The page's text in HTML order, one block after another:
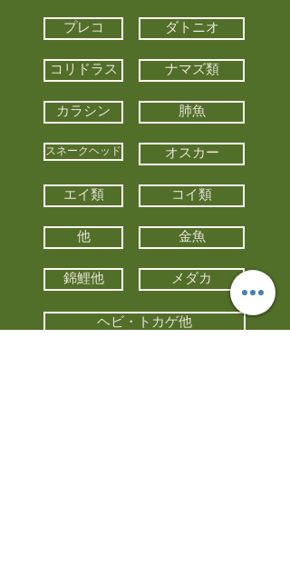
プレコ ダトニオ
コリドラス ナマズ類
カラシン 肺魚
スネークヘッド オスカー
エイ類 コイ類
他 金魚
錦鯉他 メダカ
ヘビ・トカゲ他